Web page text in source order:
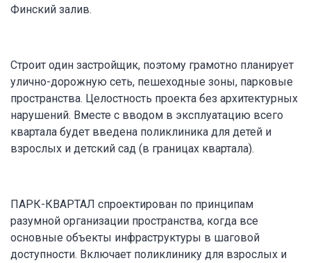
Финский залив.
Строит один застройщик, поэтому грамотно планирует
улично-дорожную сеть, пешеходные зоны, парковые
пространства. Целостность проекта без архитектурных
нарушений. Вместе с вводом в эксплуатацию всего
квартала будет введена поликлиника для детей и
взрослых и детский сад (в границах квартала).
ПАРК-КВАРТАЛ спроектирован по принципам
разумной организации пространства, когда все
основные объекты инфраструктуры в шаговой
доступности. Включает поликлинику для взрослых и